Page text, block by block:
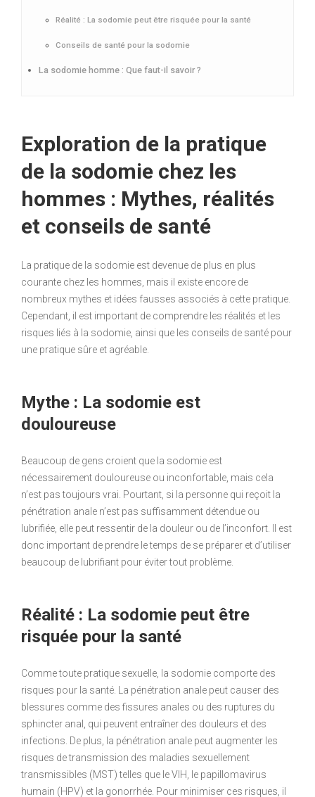
Réalité : La sodomie peut être risquée pour la santé
Conseils de santé pour la sodomie
La sodomie homme : Que faut-il savoir ?
Exploration de la pratique
de la sodomie chez les
hommes : Mythes, réalités
et conseils de santé
La pratique de la sodomie est devenue de plus en plus
courante chez les hommes, mais il existe encore de
nombreux mythes et idées fausses associés à cette pratique.
Cependant, il est important de comprendre les réalités et les
risques liés à la sodomie, ainsi que les conseils de santé pour
une pratique sûre et agréable.
Mythe : La sodomie est
douloureuse
Beaucoup de gens croient que la sodomie est
nécessairement douloureuse ou inconfortable, mais cela
n’est pas toujours vrai. Pourtant, si la personne qui reçoit la
pénétration anale n’est pas suffisamment détendue ou
lubrifiée, elle peut ressentir de la douleur ou de l’inconfort. Il est
donc important de prendre le temps de se préparer et d’utiliser
beaucoup de lubrifiant pour éviter tout problème.
Réalité : La sodomie peut être
risquée pour la santé
Comme toute pratique sexuelle, la sodomie comporte des
risques pour la santé. La pénétration anale peut causer des
blessures comme des fissures anales ou des ruptures du
sphincter anal, qui peuvent entraîner des douleurs et des
infections. De plus, la pénétration anale peut augmenter les
risques de transmission des maladies sexuellement
transmissibles (MST) telles que le VIH, le papillomavirus
humain (HPV) et la gonorrhée. Pour minimiser ces risques, il